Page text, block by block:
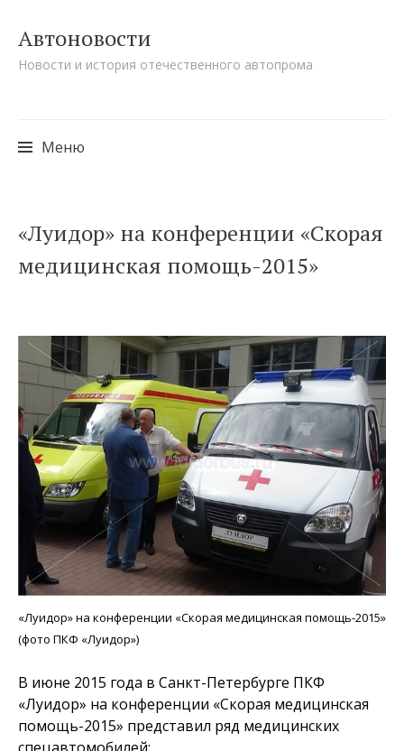
Автоновости
Новости и история отечественного автопрома
Меню
«Луидор» на конференции «Скорая
медицинская помощь-2015»
«Луидор» на конференции «Скорая медицинская помощь-2015»
(фото ПКФ «Луидор»)
В июне 2015 года в Санкт-Петербурге ПКФ
«Луидор» на конференции «Скорая медицинская
помощь-2015» представил ряд медицинских